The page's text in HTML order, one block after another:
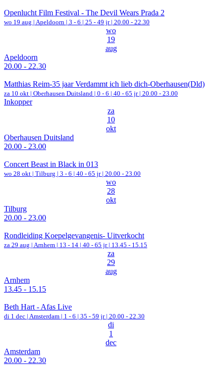
Openlucht Film Festival - The Devil Wears Prada 2
wo 19 aug | Apeldoorn | 3 - 6 | 25 - 49 jr | 20.00 - 22.30
wo
19
aug
Apeldoorn
20.00 - 22.30
Matthias Reim-35 jaar Verdammt ich lieb dich-Oberhausen(Dld)
za 10 okt | Oberhausen Duitsland | 0 - 6 | 40 - 65 jr | 20.00 - 23.00
Inkopper
za
10
okt
Oberhausen Duitsland
20.00 - 23.00
Concert Beast in Black in 013
wo 28 okt | Tilburg | 3 - 6 | 40 - 65 jr | 20.00 - 23.00
wo
28
okt
Tilburg
20.00 - 23.00
Rondleiding Koepelgevangenis- Uitverkocht
za 29 aug | Arnhem | 13 - 14 | 40 - 65 jr | 13.45 - 15.15
za
29
aug
Arnhem
13.45 - 15.15
Beth Hart - Afas Live
di 1 dec | Amsterdam | 1 - 6 | 35 - 59 jr | 20.00 - 22.30
di
1
dec
Amsterdam
20.00 - 22.30